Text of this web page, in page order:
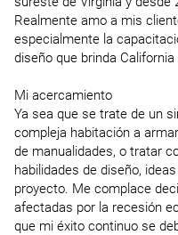
Realmente amo a mis
especialmente la
diseño que brinda
Mi acercamiento
Ya sea que se trate de un
compleja habitación a
de manualidades, o tratar
habilidades de diseño,
proyecto. Me complace
afectadas por la recesión
que mi éxito continuo se